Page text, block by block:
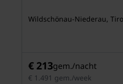
Wildschönau-Niederau,
€ 213gem./nacht
€ 1.491 gem./week